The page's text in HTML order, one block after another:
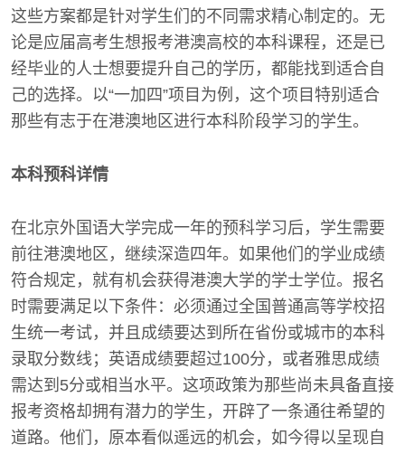
这些方案都是针对学生们的不同需求精心制定的。无
论是应届高考生想报考港澳高校的本科课程，还是已
经毕业的人士想要提升自己的学历，都能找到适合自
己的选择。以“一加四”项目为例，这个项目特别适合
那些有志于在港澳地区进行本科阶段学习的学生。
本科预科详情
在北京外国语大学完成一年的预科学习后，学生需要
前往港澳地区，继续深造四年。如果他们的学业成绩
符合规定，就有机会获得港澳大学的学士学位。报名
时需要满足以下条件：必须通过全国普通高等学校招
生统一考试，并且成绩要达到所在省份或城市的本科
录取分数线；英语成绩要超过100分，或者雅思成绩
需达到5分或相当水平。这项政策为那些尚未具备直接
报考资格却拥有潜力的学生，开辟了一条通往希望的
道路。他们，原本看似遥远的机会，如今得以呈现自